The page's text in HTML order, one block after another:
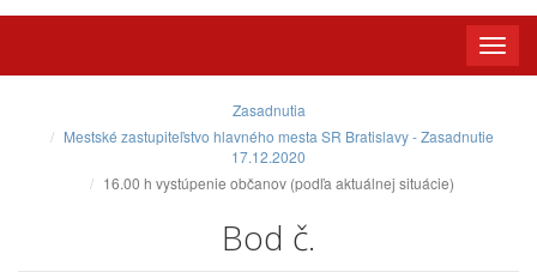
Toggle
Zasadnutia
Mestské zastupiteľstvo hlavného mesta SR Bratislavy - Zasadnutie
17.12.2020
16.00 h vystúpenie občanov (podľa aktuálnej situácie)
Bod č.